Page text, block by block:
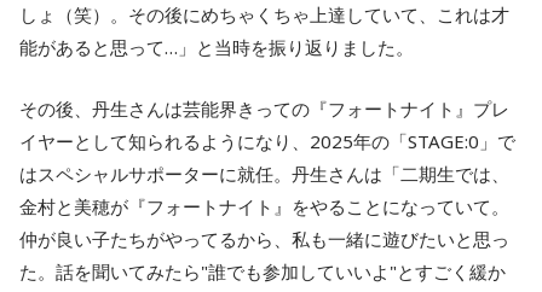
しょ（笑）。その後にめちゃくちゃ上達していて、これは才
能があると思って…」と当時を振り返りました。
その後、丹生さんは芸能界きっての『フォートナイト』プレ
イヤーとして知られるようになり、2025年の「STAGE:0」で
はスペシャルサポーターに就任。丹生さんは「二期生では、
金村と美穂が『フォートナイト』をやることになっていて。
仲が良い子たちがやってるから、私も一緒に遊びたいと思っ
た。話を聞いてみたら"誰でも参加していいよ"とすごく緩か